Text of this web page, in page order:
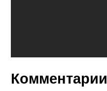
Комментарии